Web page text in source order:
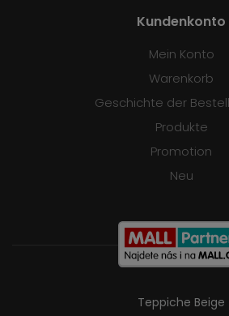
Kundenkonto
Mein Konto
Warenkorb
Geschichte der
Produkte
Promotion
Neu
Teppiche Beige